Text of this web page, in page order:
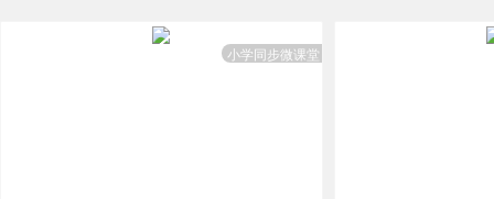
小学同步微课堂